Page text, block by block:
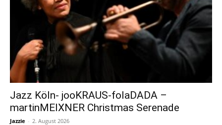
Jazz Köln- jooKRAUS-folaDADA –
martinMEIXNER Christmas Serenade
Jazzie - 2. August 2026